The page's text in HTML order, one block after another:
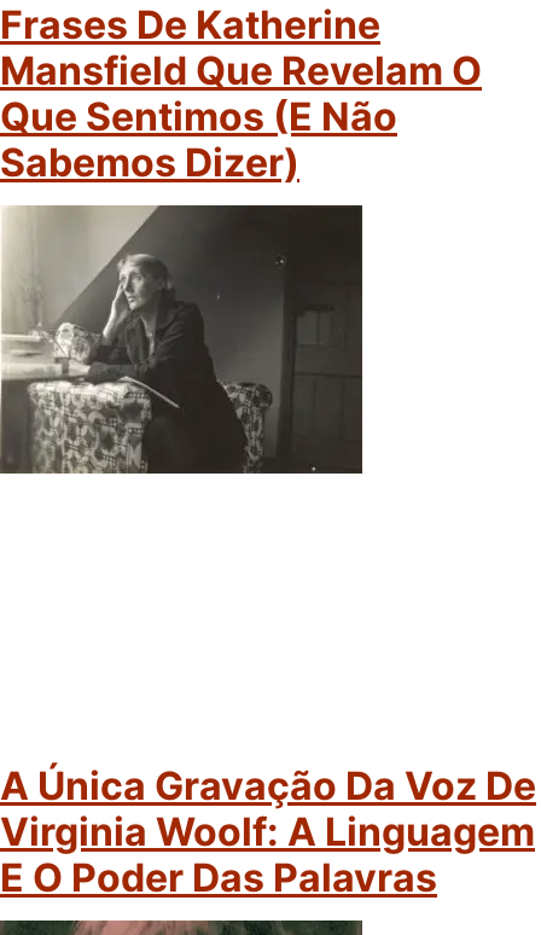
Frases De Katherine
Mansfield Que Revelam O
Que Sentimos (e Não
Sabemos Dizer)
A Única Gravação Da Voz De
Virginia Woolf: A Linguagem
E O Poder Das Palavras